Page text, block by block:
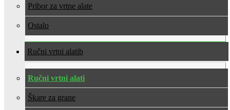
Pribor za vrtne alate
Ostalo
Ručni vrtni alati
Ručni vrtni alati
Škare za grane